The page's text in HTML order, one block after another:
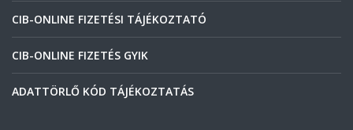
CIB-ONLINE FIZETÉSI TÁJÉKOZTATÓ
CIB-ONLINE FIZETÉS GYIK
ADATTÖRLŐ KÓD TÁJÉKOZTATÁS